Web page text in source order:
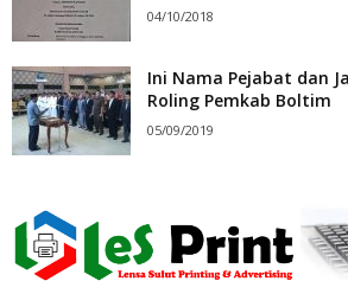
04/10/2018
Ini Nama Pejabat dan
Roling Pemkab Boltim
05/09/2019